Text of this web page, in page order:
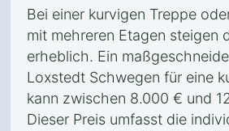
Bei einer kurvigen Treppe
mit mehreren Etagen steigen
erheblich. Ein
Loxstedt Schwegen für eine
kann zwischen 8.000 € und
Dieser Preis umfasst die